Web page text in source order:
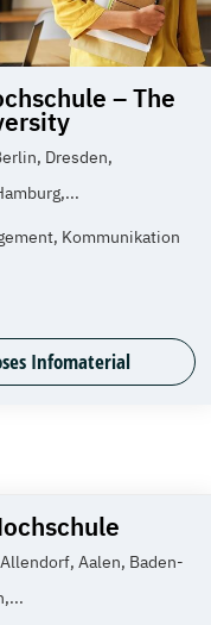
– The
Dresden,
Kommunikation
Infomaterial
Aalen, Baden-